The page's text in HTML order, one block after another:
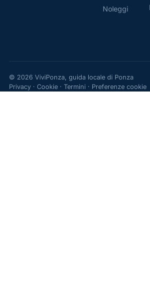
Noleggi
© 2026 ViviPonza, guida locale di Ponza
Privacy· Cookie· Termini · Preferenze cookie